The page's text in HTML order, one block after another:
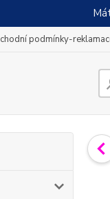
podmínky-